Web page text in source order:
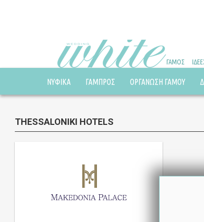
ΓΑΜΟΣ
ΝΥΦΙΚΑ ΓΑΜΠΡΟΣ ΟΡΓΑΝΩΣΗ ΓΑΜΟΥ
THESSALONIKI HOTELS